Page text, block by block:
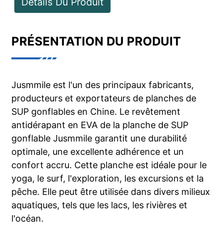
PRÉSENTATION DU PRODUIT
Jusmmile est l'un des principaux fabricants,
producteurs et exportateurs de planches de
SUP gonflables en Chine. Le revêtement
antidérapant en EVA de la planche de SUP
gonflable Jusmmile garantit une durabilité
optimale, une excellente adhérence et un
confort accru. Cette planche est idéale pour le
yoga, le surf, l'exploration, les excursions et la
pêche. Elle peut être utilisée dans divers milieux
aquatiques, tels que les lacs, les rivières et
l'océan.